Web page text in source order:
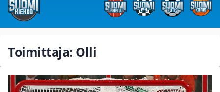
Toimittaja: Olli